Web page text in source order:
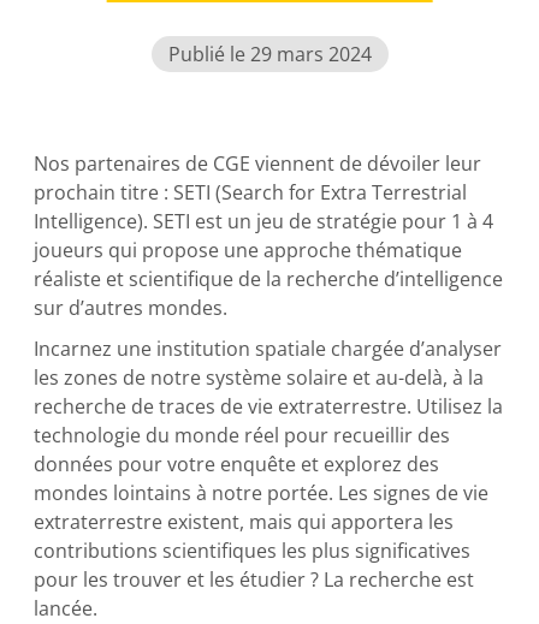
Publié le 29 mars 2024
Nos partenaires de CGE viennent de dévoiler leur
prochain titre : SETI (Search for Extra Terrestrial
Intelligence). SETI est un jeu de stratégie pour 1 à 4
joueurs qui propose une approche thématique
réaliste et scientifique de la recherche d’intelligence
sur d’autres mondes.
Incarnez une institution spatiale chargée d’analyser
les zones de notre système solaire et au-delà, à la
recherche de traces de vie extraterrestre. Utilisez la
technologie du monde réel pour recueillir des
données pour votre enquête et explorez des
mondes lointains à notre portée. Les signes de vie
extraterrestre existent, mais qui apportera les
contributions scientifiques les plus significatives
pour les trouver et les étudier ? La recherche est
lancée.